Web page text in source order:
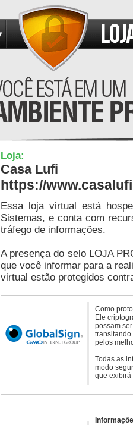
Loja:
Casa Lufi
https://
Essa loja virtual está
Sistemas, e conta com
tráfego de informações.
A presença do selo LOJA
que você informar para a
virtual estão protegidos
Como
Ele
possam
transitando
pelos
Todas as
modo
que exibirá